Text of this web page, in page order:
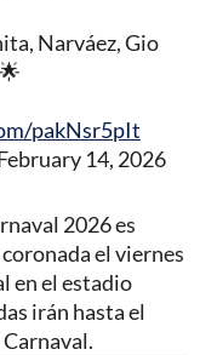
Narváez, Gio
pakNsr5pIt
14, 2026
2026 es
el viernes
en el estadio
irán hasta el